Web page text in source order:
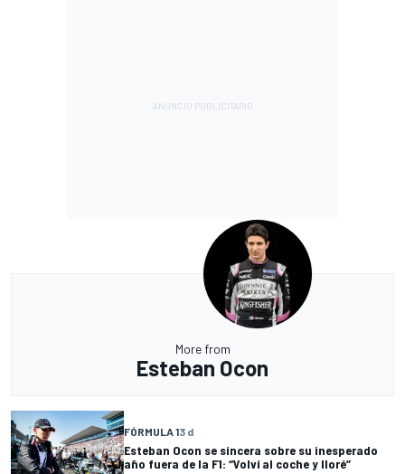
More from
Esteban Ocon
FÓRMULA 13 d
Esteban Ocon se sincera sobre su inesperado
año fuera de la F1: “Volví al coche y lloré”